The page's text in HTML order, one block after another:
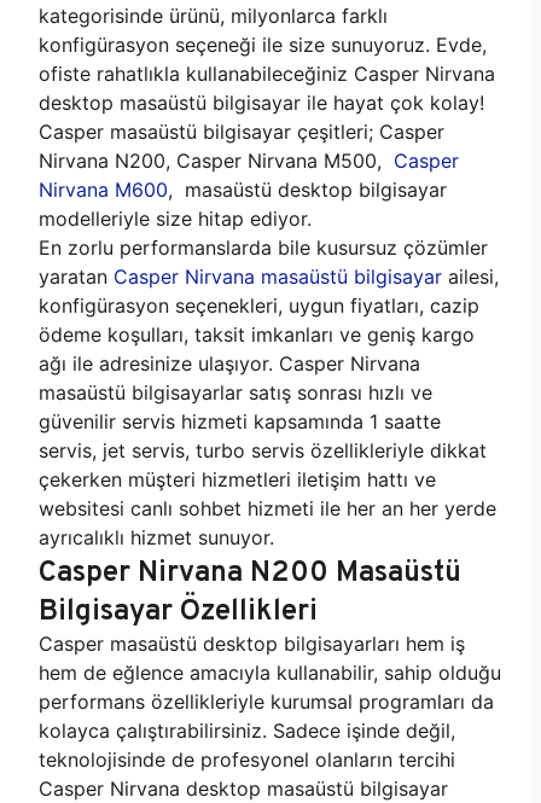
kategorisinde ürünü, milyonlarca farklı
konfigürasyon seçeneği ile size sunuyoruz. Evde,
ofiste rahatlıkla kullanabileceğiniz Casper Nirvana
desktop masaüstü bilgisayar ile hayat çok kolay!
Casper masaüstü bilgisayar çeşitleri; Casper
Nirvana N200, Casper Nirvana M500, Casper
Nirvana M600, masaüstü desktop bilgisayar
modelleriyle size hitap ediyor.
En zorlu performanslarda bile kusursuz çözümler
yaratan Casper Nirvana masaüstü bilgisayar ailesi,
konfigürasyon seçenekleri, uygun fiyatları, cazip
ödeme koşulları, taksit imkanları ve geniş kargo
ağı ile adresinize ulaşıyor. Casper Nirvana
masaüstü bilgisayarlar satış sonrası hızlı ve
güvenilir servis hizmeti kapsamında 1 saatte
servis, jet servis, turbo servis özellikleriyle dikkat
çekerken müşteri hizmetleri iletişim hattı ve
websitesi canlı sohbet hizmeti ile her an her yerde
ayrıcalıklı hizmet sunuyor.
Casper Nirvana N200 Masaüstü
Bilgisayar Özellikleri
Casper masaüstü desktop bilgisayarları hem iş
hem de eğlence amacıyla kullanabilir, sahip olduğu
performans özellikleriyle kurumsal programları da
kolayca çalıştırabilirsiniz. Sadece işinde değil,
teknolojisinde de profesyonel olanların tercihi
Casper Nirvana desktop masaüstü bilgisayar